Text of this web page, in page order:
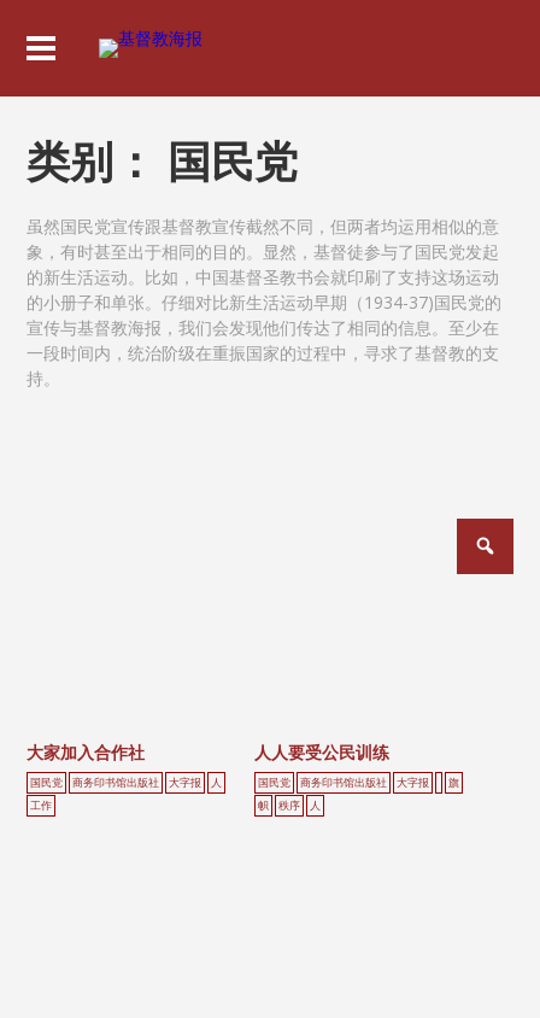
类别： 国民党
虽然国民党宣传跟基督教宣传截然不同，但两者均运用相似的意
象，有时甚至出于相同的目的。显然，基督徒参与了国民党发起
的新生活运动。比如，中国基督圣教书会就印刷了支持这场运动
的小册子和单张。仔细对比新生活运动早期（1934-37)国民党的
宣传与基督教海报，我们会发现他们传达了相同的信息。至少在
一段时间内，统治阶级在重振国家的过程中，寻求了基督教的支
持。
大家加入合作社
国民党 商务印书馆出版社 大字报
人
工作
人人要受公民训练
国民党 商务印书馆出版社 大字报
旗
帜
秩序 人